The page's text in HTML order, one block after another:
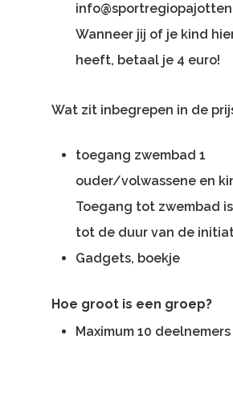
Wanneer jij of je kind
heeft, betaal je 4 euro!
Wat zit inbegrepen in de
toegang zwembad 1
ouder/volwassene en
Toegang tot zwembad
tot de duur van de
Gadgets, boekje
Hoe groot is een groep?
Maximum 10